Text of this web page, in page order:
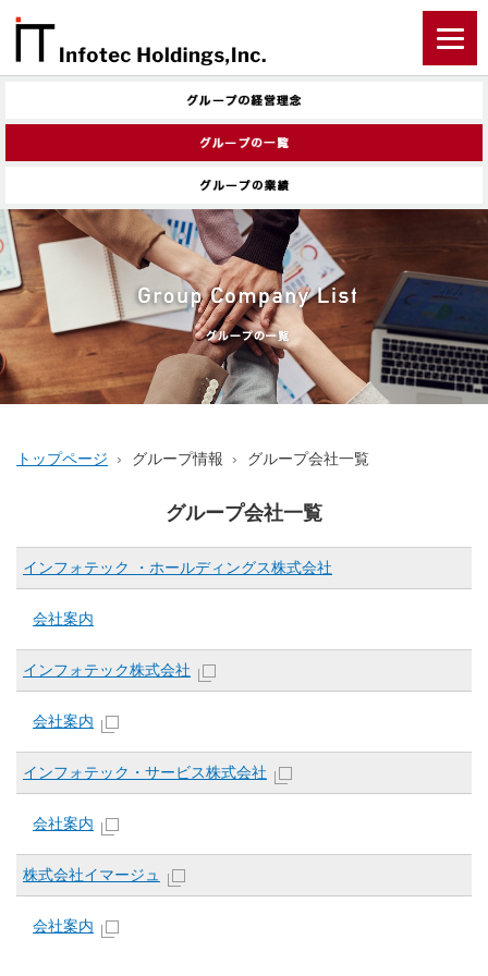
トップページ グループ情報 グループ会社一覧
グループ会社一覧
インフォテック ・ホールディングス株式会社
会社案内
インフォテック株式会社
会社案内
インフォテック・サービス株式会社
会社案内
株式会社イマージュ
会社案内